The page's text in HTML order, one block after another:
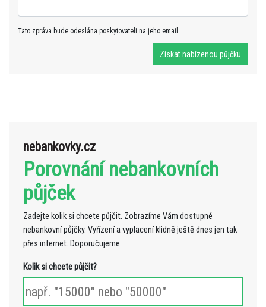
Tato zpráva bude odeslána poskytovateli na jeho email.
nebankovky.cz
Porovnání nebankovních
půjček
Zadejte kolik si chcete půjčit. Zobrazíme Vám dostupné
nebankovní půjčky. Vyřízení a vyplacení klidně ještě dnes jen tak
přes internet. Doporučujeme.
Kolik si chcete půjčit?